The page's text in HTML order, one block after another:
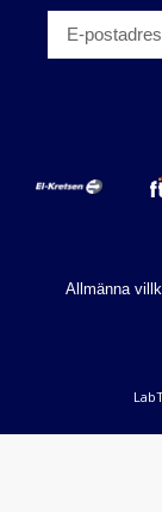
Allmänna